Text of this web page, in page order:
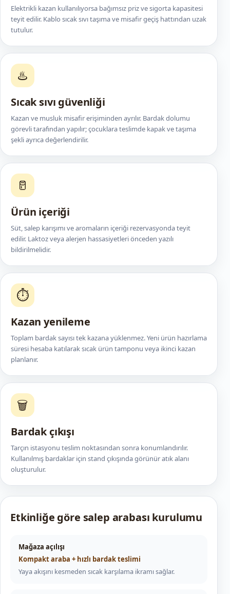
Elektrikli kazan kullanılıyorsa bağımsız priz ve sigorta kapasitesi
teyit edilir. Kablo sıcak sıvı taşıma ve misafir geçiş hattından uzak
tutulur.
♨️
Sıcak sıvı güvenliği
Kazan ve musluk misafir erişiminden ayrılır. Bardak dolumu
görevli tarafından yapılır; çocuklara teslimde kapak ve taşıma
şekli ayrıca değerlendirilir.
🥛
Ürün içeriği
Süt, salep karışımı ve aromaların içeriği rezervasyonda teyit
edilir. Laktoz veya alerjen hassasiyetleri önceden yazılı
bildirilmelidir.
⏱️
Kazan yenileme
Toplam bardak sayısı tek kazana yüklenmez. Yeni ürün hazırlama
süresi hesaba katılarak sıcak ürün tamponu veya ikinci kazan
planlanır.
🗑️
Bardak çıkışı
Tarçın istasyonu teslim noktasından sonra konumlandırılır.
Kullanılmış bardaklar için stand çıkışında görünür atık alanı
oluşturulur.
Etkinliğe göre salep arabası kurulumu
Mağaza açılışı
Kompakt araba + hızlı bardak teslimi
Yaya akışını kesmeden sıcak karşılama ikramı sağlar.